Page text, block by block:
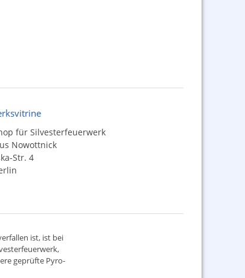
für Silvesterfeuerwerk
Nowottnick
Str. 4
ist, ist bei
,
geprüfte Pyro-